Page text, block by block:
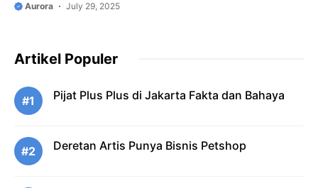
Aurora July 29, 2025
Artikel Populer
#1 Pijat Plus Plus di Jakarta Fakta dan Bahaya
#2 Deretan Artis Punya Bisnis Petshop